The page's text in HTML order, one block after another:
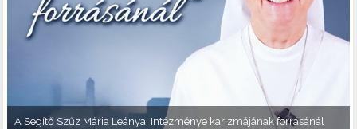
A Segítő Szűz Mária Leányai Intézménye karizmájának forrásánál